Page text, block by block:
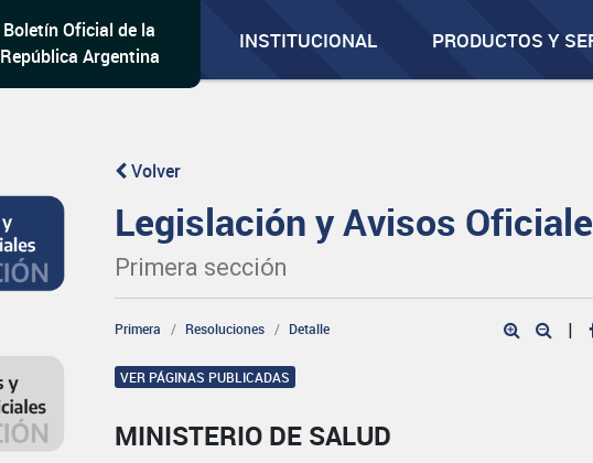
Boletín Oficial de la
República Argentina
INSTITUCIONAL PRODUCTOS Y
Volver
Legislación y Avisos
Primera sección
Primera Resoluciones Detalle |
VER PÁGINAS PUBLICADAS
MINISTERIO DE SALUD